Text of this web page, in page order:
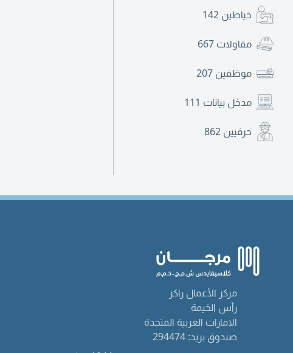
خياطين 142
مقاولات 667
موظفين 207
مدخل بيانات 111
حرفيين 862
مركز الأعمال راكز
رأس الخيمة
الامارات العربية المتحدة
صندوق بريد: 294474